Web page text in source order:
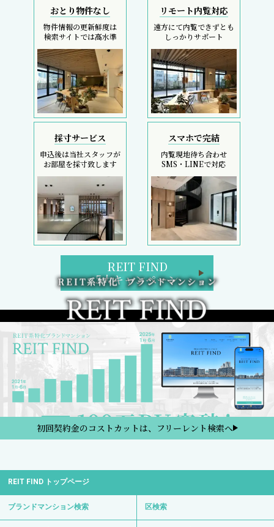
おとり物件なし
物件情報の更新鮮度は
検索サイトでは高水準
リモート内覧対応
遠方にて内覧できずとも
しっかりサポート
採寸サービス
申込後は当社スタッフが
お部屋を採寸致します
スマホで完結
内覧現地待ち合わせ
SMS・LINEで対応
REIT FIND
5大キャンペーン
初回契約金のコストカットは、フリーレント検索へ
REIT FIND トップページ
ブランドマンション検索 区検索